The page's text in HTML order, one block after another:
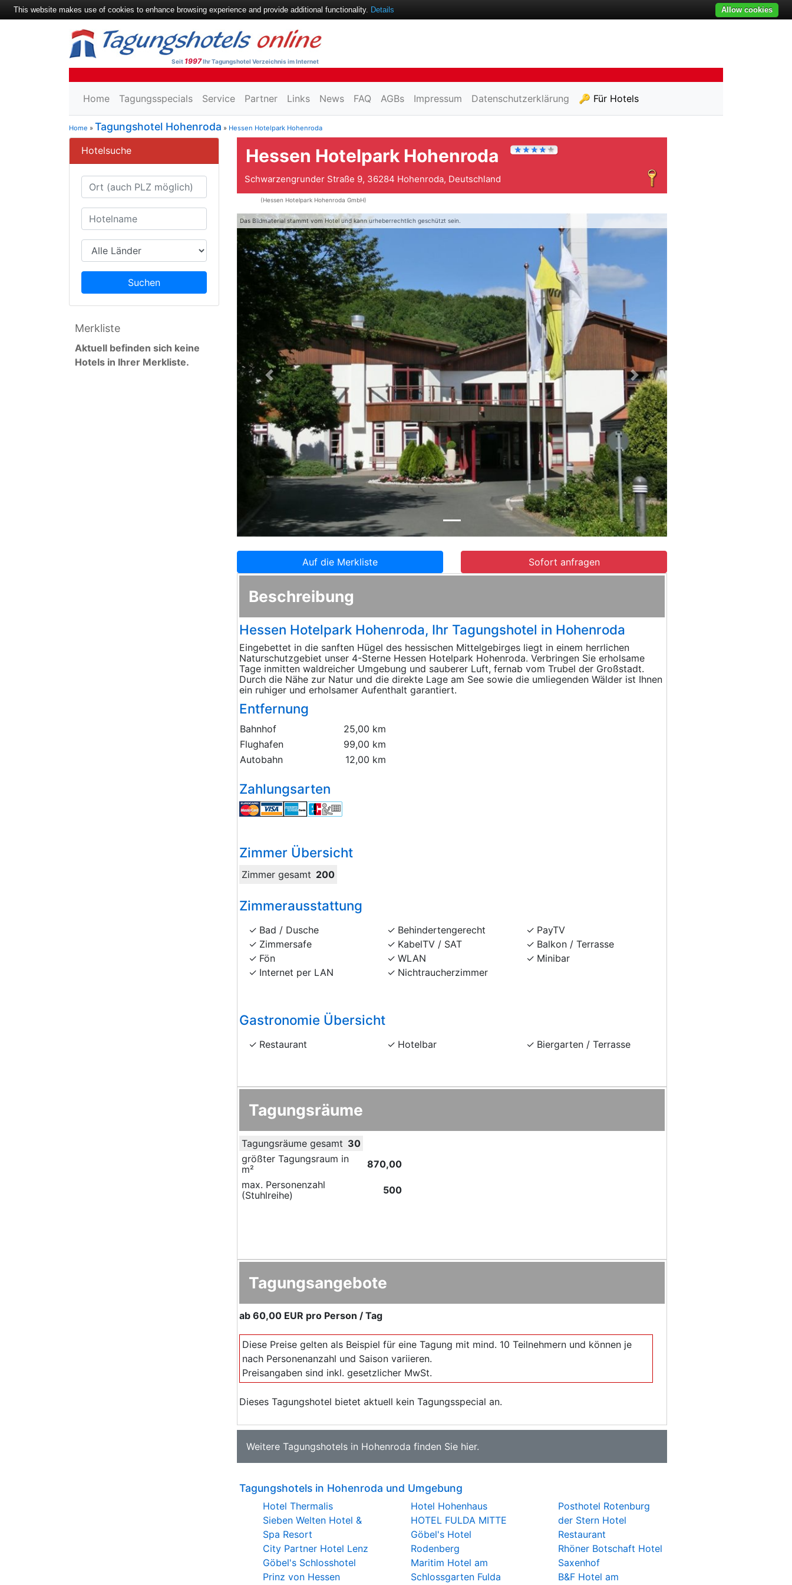
Seit 1997Ihr Tagungshotel Verzeichnis im Internet
Home Tagungsspecials Service Partner Links News FAQ AGBs Impressum Datenschutzerklärung 🔑 Für Hotels
Home » Tagungshotel Hohenroda » Hessen Hotelpark Hohenroda
Hotelsuche
Suchen
Merkliste
Aktuell befinden sich keine
Hotels in Ihrer Merkliste.
Hessen Hotelpark Hohenroda
Schwarzengrunder Straße 9, 36284 Hohenroda, Deutschland
(Hessen Hotelpark Hohenroda GmbH)
Das Bildmaterial stammt vom Hotel und kann urheberrechtlich geschützt sein.
Zurück Weiter
Auf die Merkliste Sofort anfragen
Beschreibung
Hessen Hotelpark Hohenroda, Ihr Tagungshotel in Hohenroda
Eingebettet in die sanften Hügel des hessischen Mittelgebirges liegt in einem herrlichen
Naturschutzgebiet unser 4-Sterne Hessen Hotelpark Hohenroda. Verbringen Sie erholsame
Tage inmitten waldreicher Umgebung und sauberer Luft, fernab vom Trubel der Großstadt.
Durch die Nähe zur Natur und die direkte Lage am See sowie die umliegenden Wälder ist Ihnen
ein ruhiger und erholsamer Aufenthalt garantiert.
Entfernung
Bahnhof
25,00 km
Flughafen
99,00 km
Autobahn
12,00 km
Zahlungsarten
Zimmer Übersicht
Zimmer gesamt 200
Zimmerausstattung
Bad / Dusche
Zimmersafe
Fön
Internet per LAN
Behindertengerecht
KabelTV / SAT
WLAN
Nichtraucherzimmer
PayTV
Balkon / Terrasse
Minibar
Gastronomie Übersicht
Restaurant Hotelbar Biergarten / Terrasse
Tagungsräume
Tagungsräume gesamt 30
größter Tagungsraum in
m²
870,00
max. Personenzahl
(Stuhlreihe)
500
Tagungsangebote
ab 60,00 EUR pro Person / Tag
Diese Preise gelten als Beispiel für eine Tagung mit mind. 10 Teilnehmern und können je
nach Personenanzahl und Saison variieren.
Preisangaben sind inkl. gesetzlicher MwSt.
Dieses Tagungshotel bietet aktuell kein Tagungsspecial an.
Weitere Tagungshotels in Hohenroda finden Sie hier.
Tagungshotels in Hohenroda und Umgebung
Hotel Thermalis
Sieben Welten Hotel &
Spa Resort
City Partner Hotel Lenz
Göbel's Schlosshotel
Prinz von Hessen
Hotel Hohenhaus
HOTEL FULDA MITTE
Göbel's Hotel
Rodenberg
Maritim Hotel am
Schlossgarten Fulda
Posthotel Rotenburg
der Stern Hotel
Restaurant
Rhöner Botschaft Hotel
Saxenhof
B&F Hotel am
This website makes use of cookies to enhance browsing experience and provide additional functionality. Details Allow cookies